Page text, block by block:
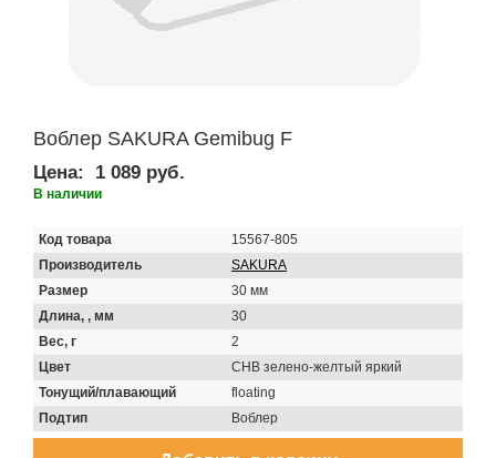
Воблер SAKURA Gemibug F
Цена: 1 089 руб.
В наличии
Код товара
15567-805
Производитель
SAKURA
Размер
30 мм
Длина, , мм
30
Вес, г
2
Цвет
CHB зелено-желтый яркий
Тонущий/плавающий
floating
Подтип
Воблер